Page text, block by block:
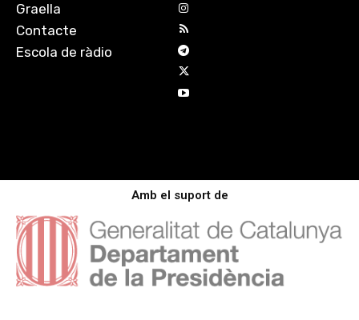
Graella
Contacte
Escola de ràdio
Amb el suport de